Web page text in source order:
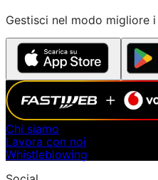
Gestisci nel modo migliore
Chi siamo
Lavora con noi
Whistleblowing